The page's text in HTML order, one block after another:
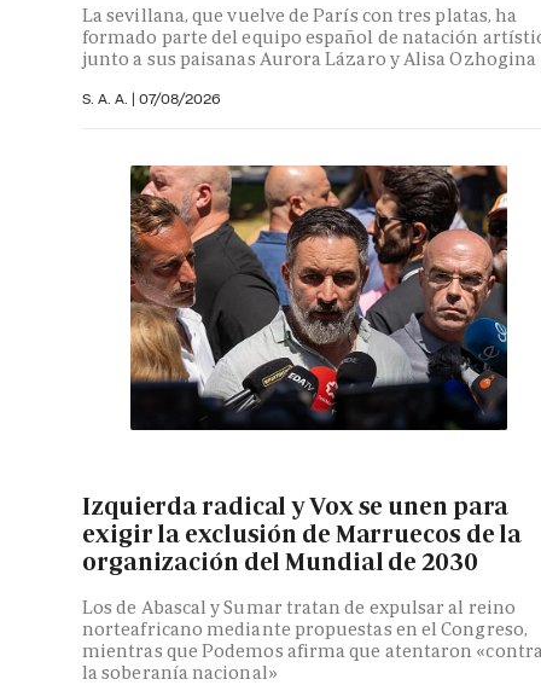
La sevillana, que vuelve de París con tres platas, ha
formado parte del equipo español de natación
junto a sus paisanas Aurora Lázaro y Alisa Ozhogina
S. A. A. | 07/08/2026
Izquierda radical y Vox se unen para
exigir la exclusión de Marruecos de la
organización del Mundial de 2030
Los de Abascal y Sumar tratan de expulsar al reino
norteafricano mediante propuestas en el Congreso,
mientras que Podemos afirma que atentaron
la soberanía nacional»